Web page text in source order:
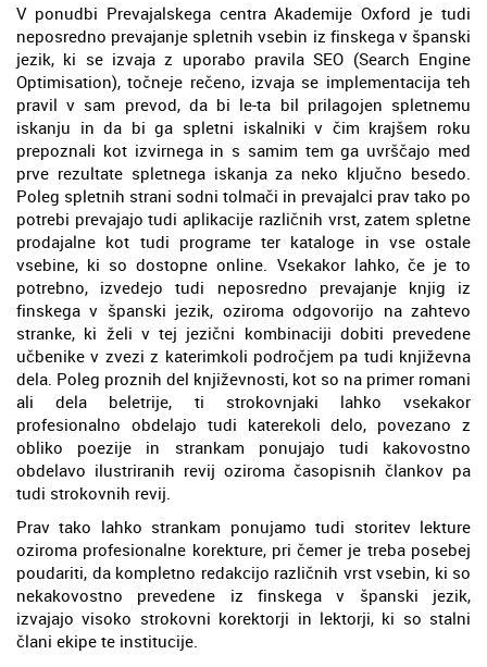
V ponudbi Prevajalskega centra Akademije Oxford je tudi
neposredno prevajanje spletnih vsebin iz finskega v španski
jezik, ki se izvaja z uporabo pravila SEO (Search Engine
Optimisation), točneje rečeno, izvaja se implementacija teh
pravil v sam prevod, da bi le-ta bil prilagojen spletnemu
iskanju in da bi ga spletni iskalniki v čim krajšem roku
prepoznali kot izvirnega in s samim tem ga uvrščajo med
prve rezultate spletnega iskanja za neko ključno besedo.
Poleg spletnih strani sodni tolmači in prevajalci prav tako po
potrebi prevajajo tudi aplikacije različnih vrst, zatem spletne
prodajalne kot tudi programe ter kataloge in vse ostale
vsebine, ki so dostopne online. Vsekakor lahko, če je to
potrebno, izvedejo tudi neposredno prevajanje knjig iz
finskega v španski jezik, oziroma odgovorijo na zahtevo
stranke, ki želi v tej jezični kombinaciji dobiti prevedene
učbenike v zvezi z katerimkoli področjem pa tudi književna
dela. Poleg proznih del književnosti, kot so na primer romani
ali dela beletrije, ti strokovnjaki lahko vsekakor
profesionalno obdelajo tudi katerekoli delo, povezano z
obliko poezije in strankam ponujajo tudi kakovostno
obdelavo ilustriranih revij oziroma časopisnih člankov pa
tudi strokovnih revij.
Prav tako lahko strankam ponujamo tudi storitev lekture
oziroma profesionalne korekture, pri čemer je treba posebej
poudariti, da kompletno redakcijo različnih vrst vsebin, ki so
nekakovostno prevedene iz finskega v španski jezik,
izvajajo visoko strokovni korektorji in lektorji, ki so stalni
člani ekipe te institucije.